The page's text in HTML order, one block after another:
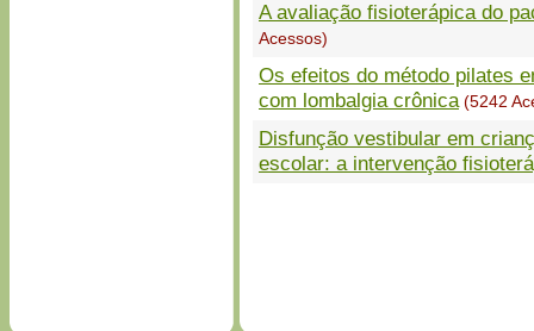
A avaliação fisioterápica do
Acessos)
Os efeitos do método pilates
com lombalgia crônica (5242
Disfunção vestibular em
escolar: a intervenção